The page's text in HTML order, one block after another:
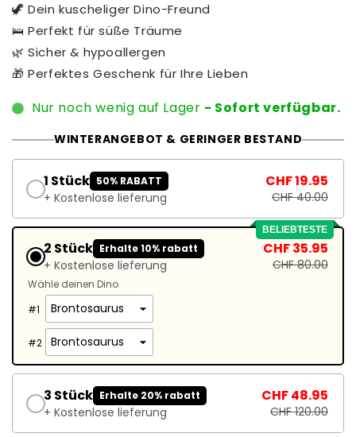
🦖 Dein kuscheliger Dino-Freund
🛌 Perfekt für süße Träume
🌿 Sicher & hypoallergen
🎁 Perfektes Geschenk für Ihre Lieben
Nur noch wenig auf Lager - Sofort verfügbar.
WINTERANGEBOT & GERINGER BESTAND
1 Stück 50% RABATT
+ Kostenlose lieferung
CHF 19.95
CHF 40.00
BELIEBTESTE
2 Stück Erhalte 10% rabatt
+ Kostenlose lieferung
CHF 35.95
CHF 80.00
Wähle deinen Dino
#1
#2
3 Stück Erhalte 20% rabatt
+ Kostenlose lieferung
CHF 48.95
CHF 120.00